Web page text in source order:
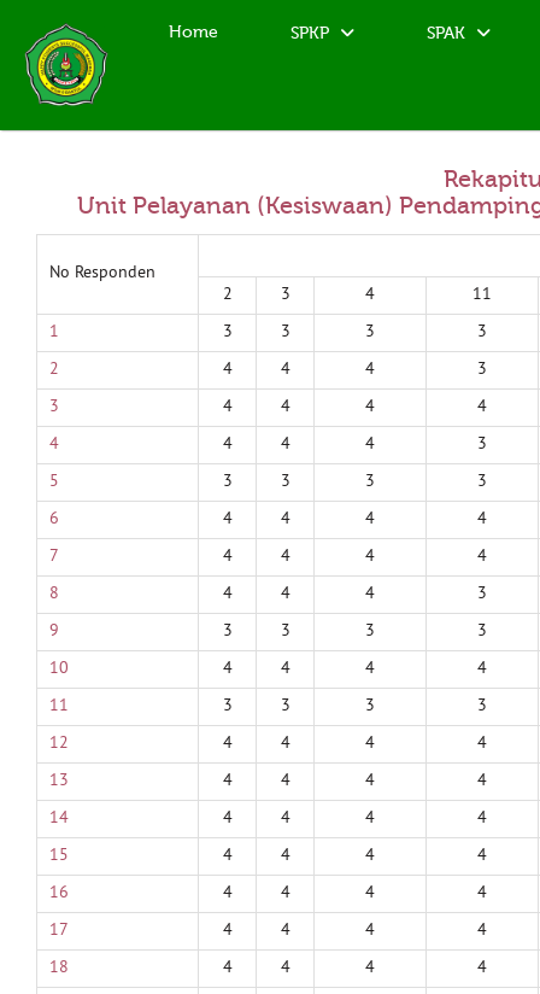
Home SPKP SPAK
Unit Pelayanan (Kesiswaan)
No Responden
2
3 4
11
1
3 3 3
3
2
4 4 4
3
3
4 4 4
4
4
4 4 4
3
5
3 3 3
3
6
4 4 4
4
7
4 4 4
4
8
4 4 4
3
9
3 3 3
3
10
4 4 4
4
11
3 3 3
3
12
4 4 4
4
13
4 4 4
4
14
4 4 4
4
15
4 4 4
4
16
4 4 4
4
17
4 4 4
4
18
4 4 4
4